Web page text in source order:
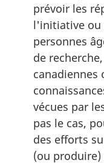
prévoir les
l'initiative ou
personnes
de
canadiennes
vécues par
pas le cas,
des efforts
(ou produire)